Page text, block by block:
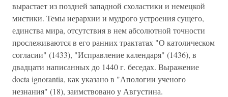
вырастает из поздней западной схоластики и немецкой
мистики. Темы иерархии и мудрого устроения сущего,
единства мира, отсутствия в нем абсолютной точности
прослеживаются в его ранних трактатах "О католическом
согласии" (1433), "Исправление календаря" (1436), в
двадцати написанных до 1440 г. беседах. Выражение
docta ignorantia, как указано в "Апологии ученого
незнания" (18), заимствовано у Августина.